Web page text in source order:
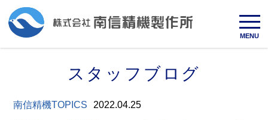
MENU
スタッフブログ
南信精機TOPICS 2022.04.25